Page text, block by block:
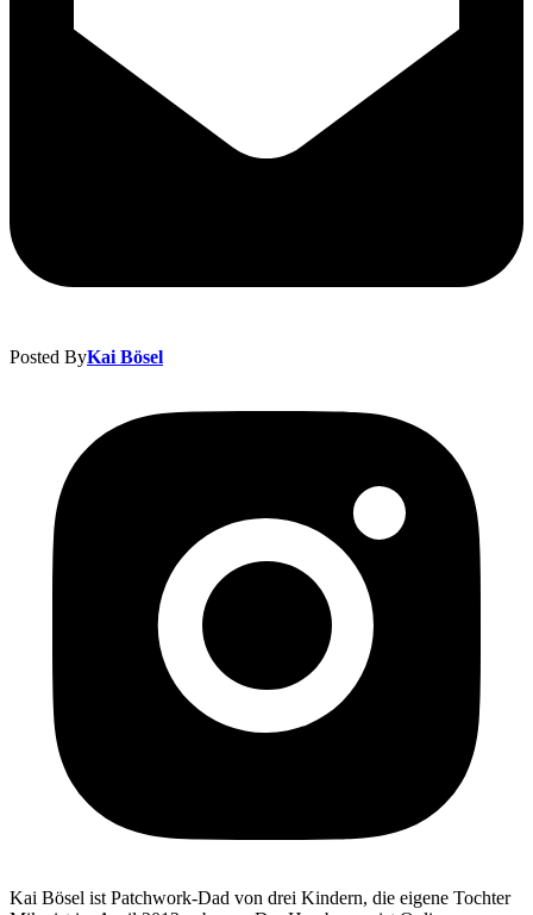
Posted ByKai Bösel
Kai Bösel ist Patchwork-Dad von drei Kindern, die eigene Tochter